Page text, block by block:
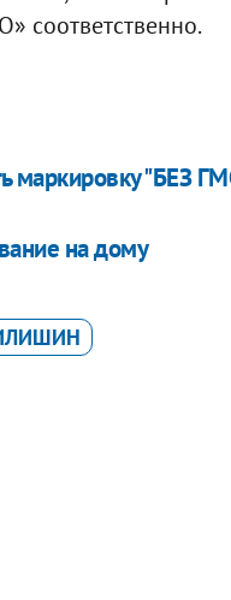
соответственно.
маркировку "БЕЗ
на дому